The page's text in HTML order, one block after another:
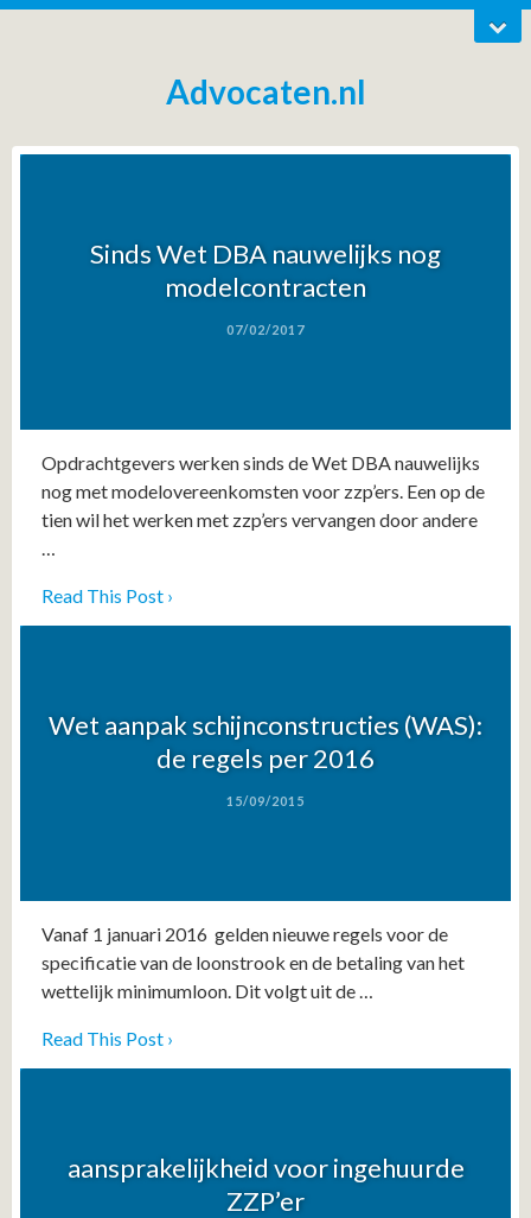
Advocaten.nl
Sinds Wet DBA nauwelijks nog
modelcontracten
07/02/2017
Opdrachtgevers werken sinds de Wet DBA nauwelijks
nog met modelovereenkomsten voor zzp’ers. Een op de
tien wil het werken met zzp’ers vervangen door andere
Read This Post ›
Wet aanpak schijnconstructies (WAS):
de regels per 2016
15/09/2015
Vanaf 1 januari 2016 gelden nieuwe regels voor de
specificatie van de loonstrook en de betaling van het
wettelijk minimumloon. Dit volgt uit de …
Read This Post ›
aansprakelijkheid voor ingehuurde
ZZP’er